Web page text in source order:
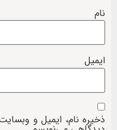
نام
ایمیل
ذخیره نام، ایمیل و